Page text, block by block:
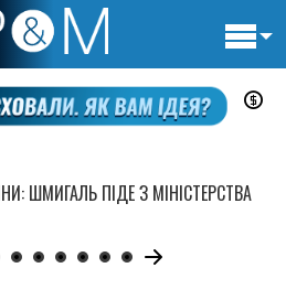
ШМИГАЛЬ ПІДЕ З МІНІСТЕРСТВА